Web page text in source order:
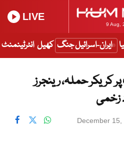
9 Aug,
LIVE
ایران-اسرائیل جنگ کھیل انٹرٹینمنٹ
کریکر حملہ، رینجرز
زخمی
December